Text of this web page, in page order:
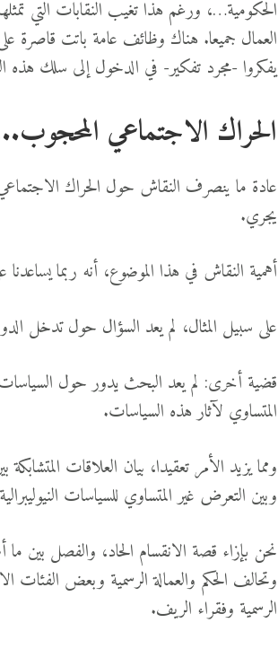
الحكومية…، ورغم هذا تغيب النقابات التي
العمال جميعا. هناك وظائف عامة باتت قاصرة على
يفكروا -مجرد تفكير- في الدخول إلى سلك هذه
الحراك الاجتماعي
عادة ما ينصرف النقاش حول الحراك
يجري.
أهمية النقاش في هذا الموضوع، أنه ربما
على سبيل المثال، لم يعد السؤال حول تدخل
قضية أخرى: لم يعد البحث يدور حول السياسات
المتساوي لآثار هذه السياسات.
ومما يزيد الأمر تعقيدا، بيان العلاقات
وبين التعرض غير المتساوي للسياسات
نحن بإزاء قصة الانقسام الحاد، والفصل بين
وتحالف الحكم والعمالة الرسمية وبعض الفئات
الرسمية وفقراء الريف.